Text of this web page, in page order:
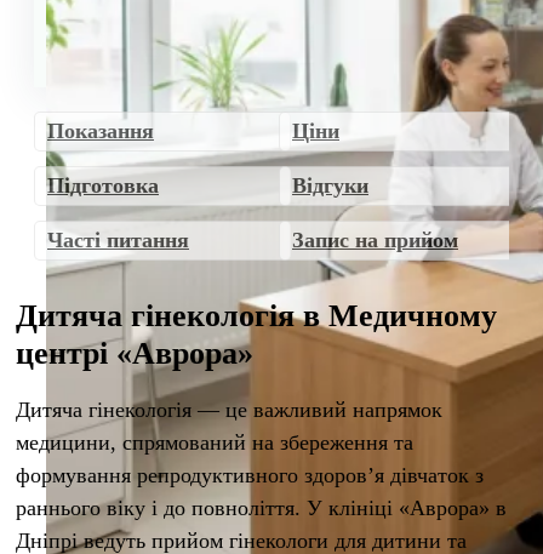
Показання
Підготовка
Часті питання
Ціни
Відгуки
Запис на прийом
Дитяча гінекологія в Медичному
центрі «Аврора»
Дитяча гінекологія — це важливий напрямок
медицини, спрямований на збереження та
формування репродуктивного здоров’я дівчаток з
раннього віку і до повноліття. У клініці «Аврора» в
Дніпрі ведуть прийом гінекологи для дитини та